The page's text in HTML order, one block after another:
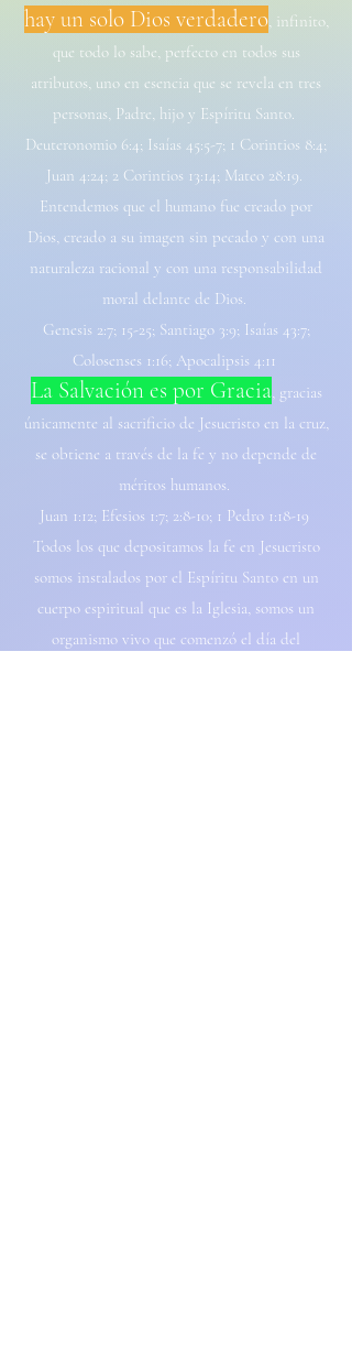
hay un solo Dios verdadero, infinito,
que todo lo sabe, perfecto en todos sus
atributos, uno en esencia que se revela en tres
personas, Padre, hijo y Espíritu Santo.
Deuteronomio 6:4; Isaías 45:5-7; 1 Corintios 8:4;
Juan 4:24; 2 Corintios 13:14; Mateo 28:19.
Entendemos que el humano fue creado por
Dios, creado a su imagen sin pecado y con una
naturaleza racional y con una responsabilidad
moral delante de Dios.
Genesis 2:7; 15-25; Santiago 3:9; Isaías 43:7;
Colosenses 1:16; Apocalipsis 4:11
La Salvación es por Gracia, gracias
únicamente al sacrificio de Jesucristo en la cruz,
se obtiene a través de la fe y no depende de
méritos humanos.
Juan 1:12; Efesios 1:7; 2:8-10; 1 Pedro 1:18-19
Todos los que depositamos la fe en Jesucristo
somos instalados por el Espíritu Santo en un
cuerpo espiritual que es la Iglesia, somos un
organismo vivo que comenzó el día del